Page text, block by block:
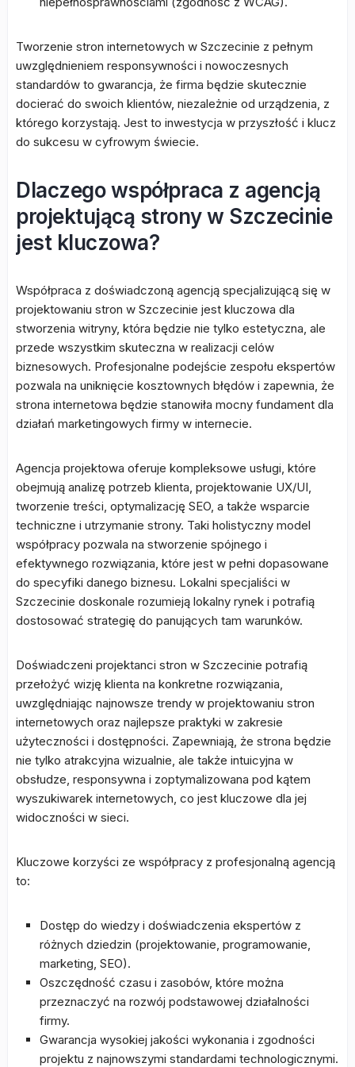
Tworzenie stron internetowych w Szczecinie z pełnym
uwzględnieniem responsywności i nowoczesnych
standardów to gwarancja, że firma będzie skutecznie
docierać do swoich klientów, niezależnie od urządzenia, z
którego korzystają. Jest to inwestycja w przyszłość i klucz
do sukcesu w cyfrowym świecie.
Dlaczego współpraca z agencją
projektującą strony w Szczecinie
jest kluczowa?
Współpraca z doświadczoną agencją specjalizującą się w
projektowaniu stron w Szczecinie jest kluczowa dla
stworzenia witryny, która będzie nie tylko estetyczna, ale
przede wszystkim skuteczna w realizacji celów
biznesowych. Profesjonalne podejście zespołu ekspertów
pozwala na uniknięcie kosztownych błędów i zapewnia, że
strona internetowa będzie stanowiła mocny fundament dla
działań marketingowych firmy w internecie.
Agencja projektowa oferuje kompleksowe usługi, które
obejmują analizę potrzeb klienta, projektowanie UX/UI,
tworzenie treści, optymalizację SEO, a także wsparcie
techniczne i utrzymanie strony. Taki holistyczny model
współpracy pozwala na stworzenie spójnego i
efektywnego rozwiązania, które jest w pełni dopasowane
do specyfiki danego biznesu. Lokalni specjaliści w
Szczecinie doskonale rozumieją lokalny rynek i potrafią
dostosować strategię do panujących tam warunków.
Doświadczeni projektanci stron w Szczecinie potrafią
przełożyć wizję klienta na konkretne rozwiązania,
uwzględniając najnowsze trendy w projektowaniu stron
internetowych oraz najlepsze praktyki w zakresie
użyteczności i dostępności. Zapewniają, że strona będzie
nie tylko atrakcyjna wizualnie, ale także intuicyjna w
obsłudze, responsywna i zoptymalizowana pod kątem
wyszukiwarek internetowych, co jest kluczowe dla jej
widoczności w sieci.
Kluczowe korzyści ze współpracy z profesjonalną agencją
to:
Dostęp do wiedzy i doświadczenia ekspertów z
różnych dziedzin (projektowanie, programowanie,
marketing, SEO).
Oszczędność czasu i zasobów, które można
przeznaczyć na rozwój podstawowej działalności
firmy.
Gwarancja wysokiej jakości wykonania i zgodności
projektu z najnowszymi standardami technologicznymi.